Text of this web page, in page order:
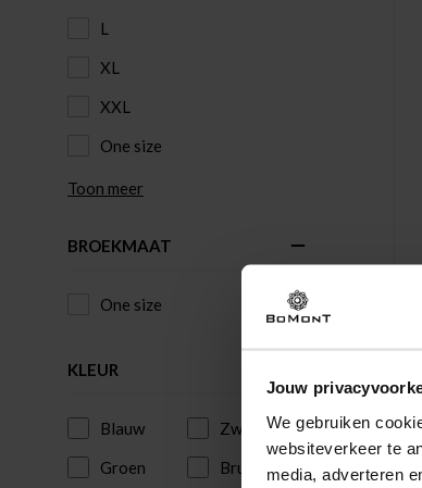
Jouw
We gebruiken
websiteverkeer te
media, adverteren
L
XL
XXL
One size
Toon meer
BROEKMAAT
One size
KLEUR
Blauw
Zwart
Groen
Bruin